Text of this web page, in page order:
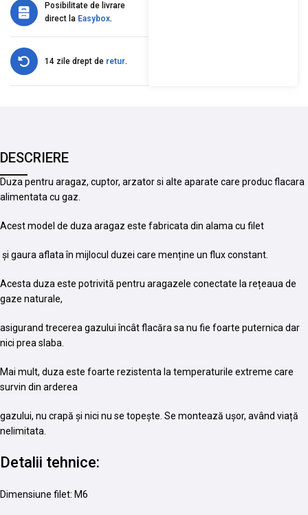
Posibilitate de livrare
direct la Easybox.
14 zile drept de retur.
DESCRIERE
Duza pentru aragaz, cuptor, arzator si alte aparate care produc flacara
alimentata cu gaz.
Acest model de duza aragaz este fabricata din alama cu filet
și gaura aflata în mijlocul duzei care menține un flux constant.
Acesta duza este potrivită pentru aragazele conectate la rețeaua de
gaze naturale,
asigurand trecerea gazului încât flacăra sa nu fie foarte puternica dar
nici prea slaba.
Mai mult, duza este foarte rezistenta la temperaturile extreme care
survin din arderea
gazului, nu crapă și nici nu se topește. Se montează ușor, având viață
nelimitata.
Detalii tehnice:
Dimensiune filet: M6